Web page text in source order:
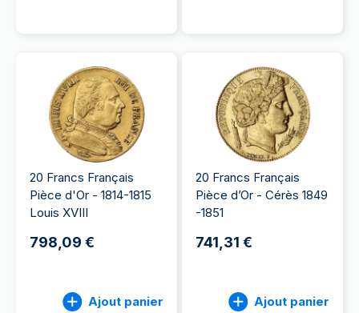
20 Francs Français
Pièce d'Or - 1814-1815
Louis XVIII
798,09 €
Ajout panier
20 Francs Français
Pièce d’Or - Cérès 1849
-1851
741,31 €
Ajout panier